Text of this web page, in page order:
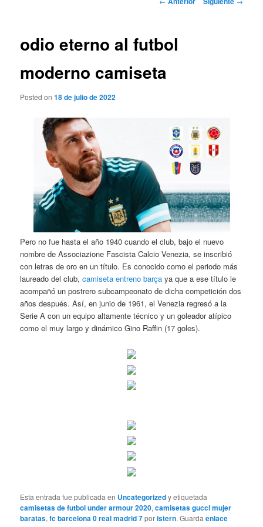
odio eterno al futbol
moderno camiseta
Posted on18 de julio de 2022
Pero no fue hasta el año 1940 cuando el club, bajo el nuevo
nombre de Associazione Fascista Calcio Venezia, se inscribió
con letras de oro en un título. Es conocido como el periodo más
laureado del club,camiseta entreno barça ya que a ese título le
acompañó un postrero subcampeonato de dicha competición dos
años después. Así, en junio de 1961, el Venezia regresó a la
Serie A con un equipo altamente técnico y un goleador atípico
como el muy largo y dinámico Gino Raffin (17 goles).
Esta entrada fue publicada en Uncategorizedy etiquetada
camisetas de futbol under armour 2020,camisetas gucci mujer
baratas,fc barcelona 0 real madrid 7poristern. Guardaenlace